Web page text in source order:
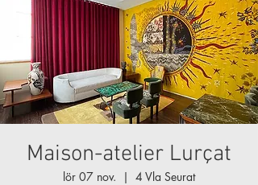
Maison-atelier Lurçat
lör 07 nov.
  |
4 Vla Seurat